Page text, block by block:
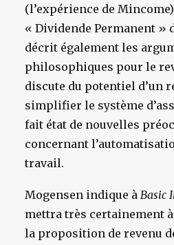
(l’expérience de
« Dividende Permanent »
décrit également les
philosophiques pour le
discute du potentiel d’un
simplifier le système
fait état de nouvelles
concernant
travail.
Mogensen indique à Basic
mettra très certainement
la proposition de revenu